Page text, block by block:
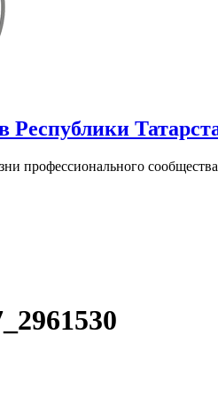
Республики
профессионального сообщества